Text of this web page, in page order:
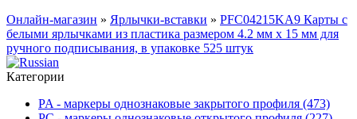
Онлайн-магазин » Ярлычки-вставки » PFC04215KA9 Карты с
белыми ярлычками из пластика размером 4.2 мм x 15 мм для
ручного подписывания, в упаковке 525 штук
Категории
PA - маркеры однознаковые закрытого профиля (473)